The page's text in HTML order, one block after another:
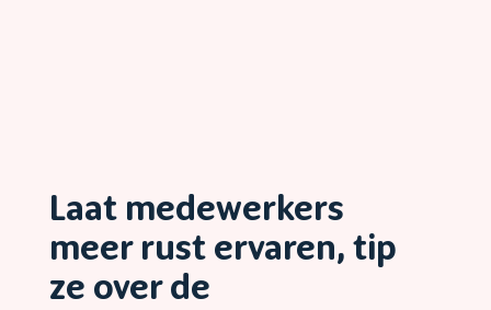
Laat medewerkers
meer rust ervaren, tip
ze over de